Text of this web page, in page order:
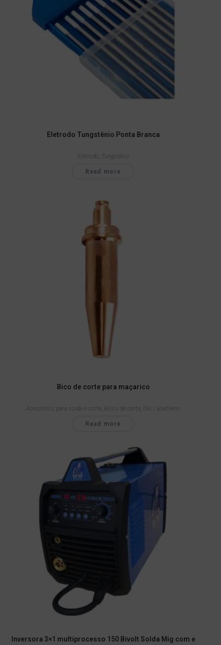
Eletrodo Tungstênio Ponta Branca
Eletrodo, Tungstênio
Read more
Bico de corte para maçarico
Acessórios para solda e corte, Bicos de corte, Oxi / acetileno
Read more
Inversora 3×1 multiprocesso 150 Bivolt Solda Mig com e